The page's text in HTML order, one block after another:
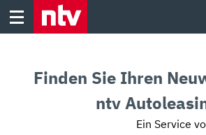
Skip
Finden Sie Ihren
ntv
Ein Service